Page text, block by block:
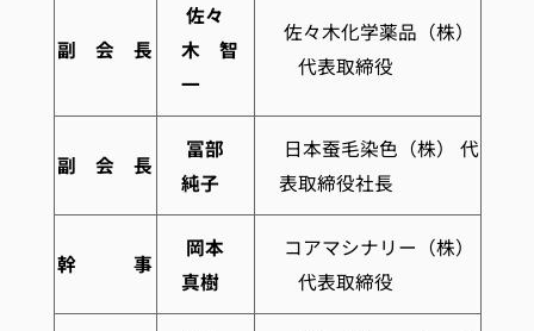
副 会 長
佐々
木 智
一
佐々木化学薬品（株）
代表取締役
副 会 長
冨部
純子
日本蚕毛染色（株） 代
表取締役社長
幹 事
岡本
真樹
コアマシナリー（株）
代表取締役